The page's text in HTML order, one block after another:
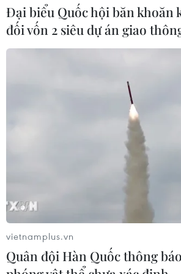
Ukraine tung đòn tập kích
hàng trăm UAV đánh thẳng vào
tỉnh thành Nga
Xem thêm
CƠ QUAN CHỦ QUẢN: THÔNG TẤN XÃ VIỆT NAM
Tổng Biên tập: TRẦN TIẾN DUẨN
Phó Tổng Biên tập: NGUYỄN THỊ
THỦY
Đại biểu Quốc hội băn khoăn
đối vốn 2 siêu dự án giao
vietnamplus.vn
Quân đội Hàn Quốc thông